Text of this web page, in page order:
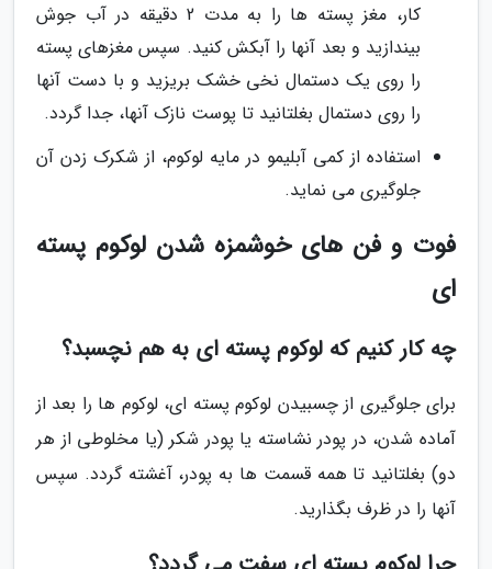
کار، مغز پسته ها را به مدت 2 دقیقه در آب جوش
بیندازید و بعد آنها را آبکش کنید. سپس مغزهای پسته
را روی یک دستمال نخی خشک بریزید و با دست آنها
را روی دستمال بغلتانید تا پوست نازک آنها، جدا گردد.
استفاده از کمی آبلیمو در مایه لوکوم، از شکرک زدن آن
جلوگیری می نماید.
فوت و فن های خوشمزه شدن لوکوم پسته
ای
چه کار کنیم که لوکوم پسته ای به هم نچسبد؟
برای جلوگیری از چسبیدن لوکوم پسته ای، لوکوم ها را بعد از
آماده شدن، در پودر نشاسته یا پودر شکر (یا مخلوطی از هر
دو) بغلتانید تا همه قسمت ها به پودر، آغشته گردد. سپس
آنها را در ظرف بگذارید.